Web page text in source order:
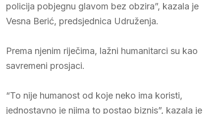
policija pobjegnu glavom bez obzira”, kazala je
Vesna Berić, predsjednica Udruženja.
Prema njenim riječima, lažni humanitarci su kao
savremeni prosjaci.
“To nije humanost od koje neko ima koristi,
jednostavno je njima to postao biznis”, kazala je